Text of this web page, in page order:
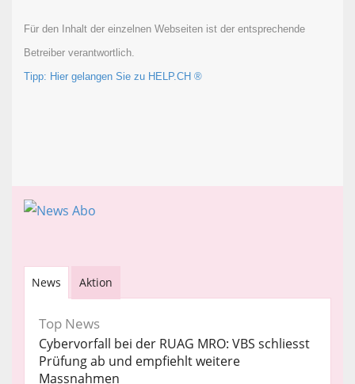
Für den Inhalt der einzelnen Webseiten ist der entsprechende
Betreiber verantwortlich.
Tipp: Hier gelangen Sie zu HELP.CH ®
News Aktion
Top News
Cybervorfall bei der RUAG MRO: VBS schliesst
Prüfung ab und empfiehlt weitere
Massnahmen